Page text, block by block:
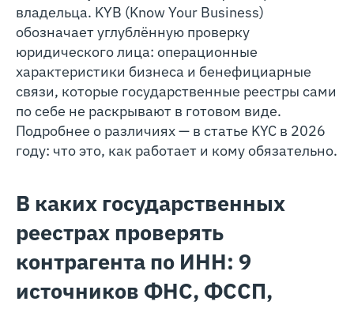
владельца. KYB (Know Your Business)
обозначает углублённую проверку
юридического лица: операционные
характеристики бизнеса и бенефициарные
связи, которые государственные реестры сами
по себе не раскрывают в готовом виде.
Подробнее о различиях — в статье KYC в 2026
году: что это, как работает и кому обязательно.
В каких государственных
реестрах проверять
контрагента по ИНН: 9
источников ФНС, ФССП,